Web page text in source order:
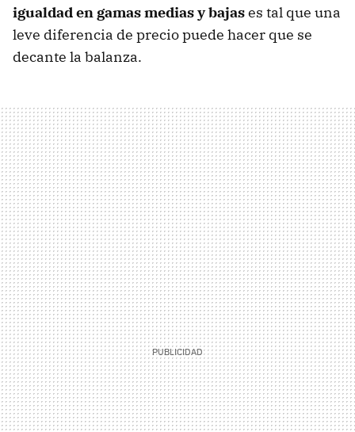
igualdad en gamas medias y bajases tal que una
leve diferencia de precio puede hacer que se
decante la balanza.